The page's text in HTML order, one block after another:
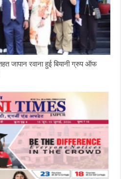
जापान रवाना हुई बियानी ग्रुप ऑफ